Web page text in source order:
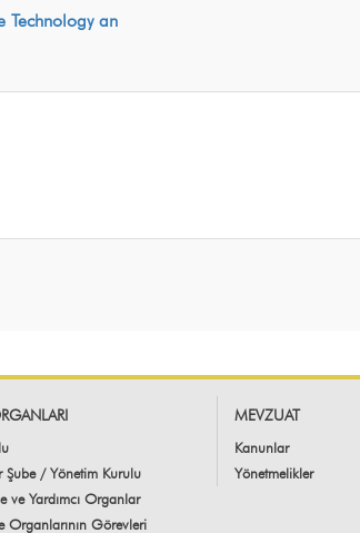
Technology an
Şube / Yönetim Kurulu
ve Yardımcı Organlar
Organlarının Görevleri
MEVZUAT
Kanunlar
Yönetmelikler